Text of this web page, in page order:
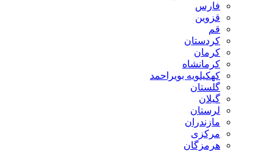
فارس
قزوین
قم
کردستان
کرمان
کرمانشاه
کهکیلویه بویراحمد
گلستان
گیلان
لرستان
مازندران
مرکزی
هرمزگان